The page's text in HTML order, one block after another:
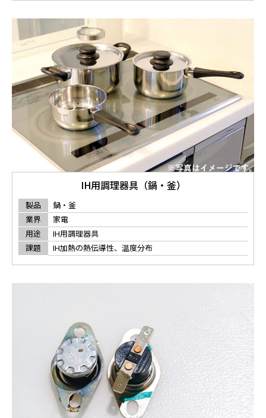
IH用調理器具（鍋・釜）
製品
鍋・釜
業界
家電
用途
IH用調理器具
課題
IH加熱の熱伝導性、温度分布